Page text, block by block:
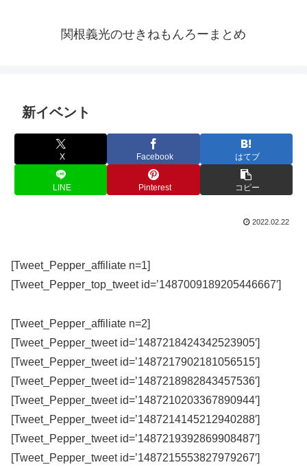
関根義光のせきねもんろーまとめ
新イベント
X Facebook はてブ
LINE Pinterest コピー
2022.02.22
[Tweet_Pepper_affiliate n=1]
[Tweet_Pepper_top_tweet id=’1487009189205446667′]
[Tweet_Pepper_affiliate n=2]
[Tweet_Pepper_tweet id=’1487218424342523905′]
[Tweet_Pepper_tweet id=’1487217902181056515′]
[Tweet_Pepper_tweet id=’1487218982843457536′]
[Tweet_Pepper_tweet id=’1487210203367890944′]
[Tweet_Pepper_tweet id=’1487214145212940288′]
[Tweet_Pepper_tweet id=’1487219392869908487′]
[Tweet_Pepper_tweet id=’1487215553827979267′]